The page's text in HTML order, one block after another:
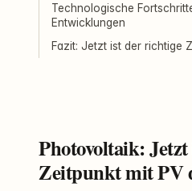
Technologische
Entwicklungen
Fazit: Jetzt ist der richtige
Photovoltaik:
Zeitpunkt mit PV